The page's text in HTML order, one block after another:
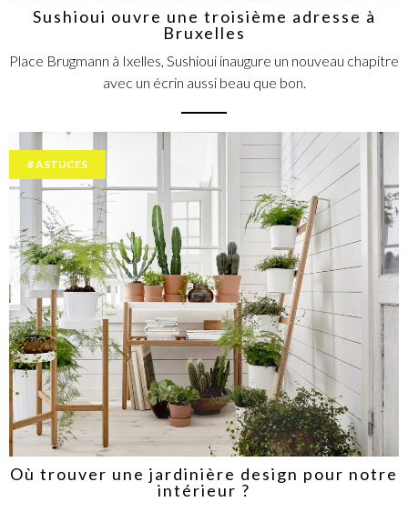
Sushioui ouvre une troisième adresse à
Bruxelles
Place Brugmann à Ixelles, Sushioui inaugure un nouveau chapitre
avec un écrin aussi beau que bon.
ASTUCES
Où trouver une jardinière design pour notre
intérieur ?